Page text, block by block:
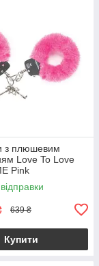
з плюшевим
Love To Love
Pink
639 ₴
Купити